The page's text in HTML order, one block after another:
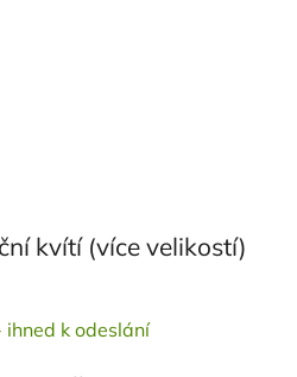
kvítí (více velikostí)
hodnocení
ihned k odeslání